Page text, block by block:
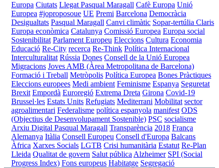
Europa Ciutats Llegat Pasqual Maragall Cafè Europa Unió
Europea #joproposoue UE Premi Barcelona Democràcia
Desigualtats Pasqual Maragall Canvi climàtic Sopar-tertúlia Claris
Europa econòmica Catalunya Comissió Europea Europa social
Sostenibilitat Parlament Europeu Eleccions Cultura Economia
Educació Re-City recerca Re-Think Política Internacional
Interculturalitat Rússia Dones Consell de la Unió Europea
Migracions JovesAMB (Àrea Metropolitana de Barcelona)
Formació i Treball Metròpolis Política Europea Bones Pràctiques
Eleccions europees Medi ambient Feminisme Espanya Seguretat
Brexit Empordà Euroregió Extrema Dreta Girona Covid-19
Brussel·les Estats Units Refugiats Mediterrani Mobilitat sector
agroalimentari Federalisme política espanyola manifest ODS
(Objectius de Desenvolupament Sostenible) PSC socialisme
Arxiu Digital Pasqual Maragall Transparència 2018 França
Alemanya Itàlia Consell Europeu Consell d'Europa Balcans
Àfrica Xarxes Socials LGTB Crisi humanitària Estatut Re-Plan
Lleida Qualitat de govern Salut públicaAlzheimer SPI (Social
Progress Index) Fons europeus Habitatge Segregació